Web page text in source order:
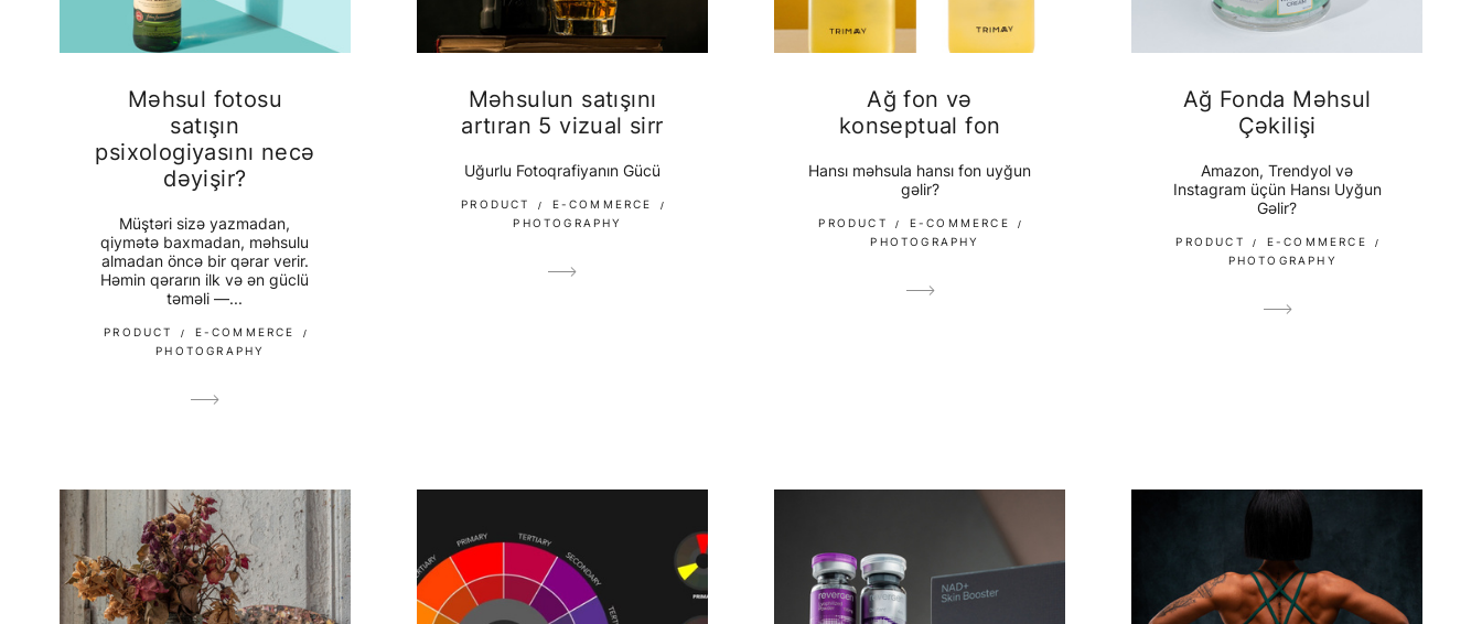
Məhsul fotosu
satışın
psixologiyasını necə
dəyişir?
Müştəri sizə yazmadan,
qiymətə baxmadan, məhsulu
almadan öncə bir qərar verir.
Həmin qərarın ilk və ən güclü
təməli —...
PRODUCT
E-COMMERCE
PHOTOGRAPHY
Məhsulun satışını
artıran 5 vizual sirr
Uğurlu Fotoqrafiyanın Gücü
PRODUCT
E-COMMERCE
PHOTOGRAPHY
Ağ fon və
konseptual fon
Hansı məhsula hansı fon uyğun
gəlir?
PRODUCT
E-COMMERCE
PHOTOGRAPHY
Ağ Fonda Məhsul
Çəkilişi
Amazon, Trendyol və
Instagram üçün Hansı Uyğun
Gəlir?
PRODUCT
E-COMMERCE
PHOTOGRAPHY